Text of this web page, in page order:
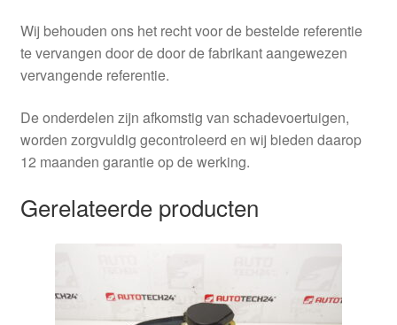
Wij behouden ons het recht voor de bestelde referentie
te vervangen door de door de fabrikant aangewezen
vervangende referentie.
De onderdelen zijn afkomstig van schadevoertuigen,
worden zorgvuldig gecontroleerd en wij bieden daarop
12 maanden garantie op de werking.
Gerelateerde producten